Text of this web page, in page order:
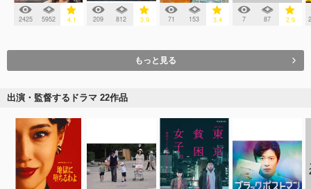
2425 5952 4.1 209 812 3.9 71 153 3.4 7 87 2.9
もっと見る
出演・監督するドラマ 22作品